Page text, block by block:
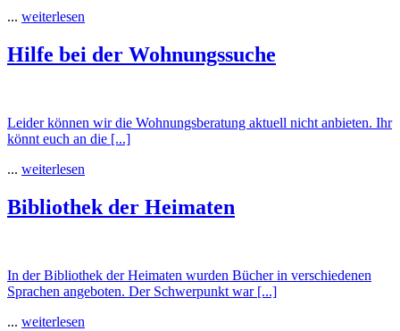
... weiterlesen
Hilfe bei der Wohnungssuche
Leider können wir die Wohnungsberatung aktuell nicht anbieten. Ihr
könnt euch an die [...]
... weiterlesen
Bibliothek der Heimaten
In der Bibliothek der Heimaten wurden Bücher in verschiedenen
Sprachen angeboten. Der Schwerpunkt war [...]
... weiterlesen